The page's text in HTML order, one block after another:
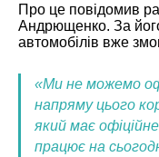
Про це повідомив
Андрющенко. За
автомобілів вже
«Ми не можемо
напряму цього
який має
працює на